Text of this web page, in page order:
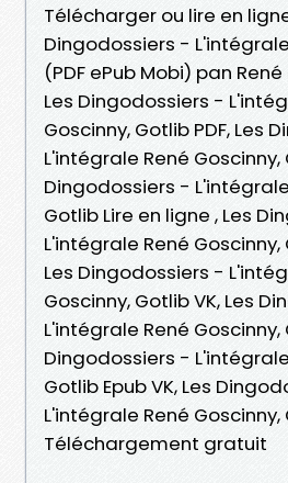
Télécharger ou lire en
Dingodossiers -
(PDF ePub Mobi) pan
Les Dingodossiers -
Goscinny, Gotlib PDF, Les
L'intégrale René Goscinny,
Dingodossiers -
Gotlib Lire en ligne , Les
L'intégrale René
Les Dingodossiers -
Goscinny, Gotlib VK, Les
L'intégrale René Goscinny,
Dingodossiers -
Gotlib Epub VK, Les
L'intégrale René Goscinny,
Téléchargement gratuit